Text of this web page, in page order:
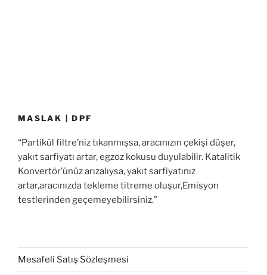
MASLAK | DPF
“Partikül filtre’niz tıkanmışsa, aracınızın çekişi düşer,
yakıt sarfiyatı artar, egzoz kokusu duyulabilir. Katalitik
Konvertör’ünüz arızalıysa, yakıt sarfiyatınız
artar,aracınızda tekleme titreme oluşur,Emisyon
testlerinden geçemeyebilirsiniz.”
Mesafeli Satış Sözleşmesi